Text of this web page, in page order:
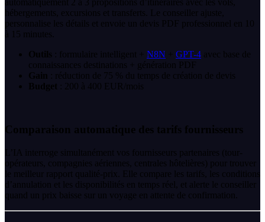
automatiquement 2 à 3 propositions d’itinéraires avec les vols,
hébergements, excursions et transferts. Le conseiller ajuste,
personnalise les détails et envoie un devis PDF professionnel en 10
à 15 minutes.
Outils : formulaire intelligent + N8N + GPT-4 avec base de
connaissances destinations + génération PDF
Gain : réduction de 75 % du temps de création de devis
Budget : 200 à 400 EUR/mois
Comparaison automatique des tarifs fournisseurs
L’IA interroge simultanément vos fournisseurs partenaires (tour-
opérateurs, compagnies aériennes, centrales hôtelières) pour trouver
le meilleur rapport qualité-prix. Elle compare les tarifs, les conditions
d’annulation et les disponibilités en temps réel, et alerte le conseiller
quand un prix baisse sur un voyage en attente de confirmation.